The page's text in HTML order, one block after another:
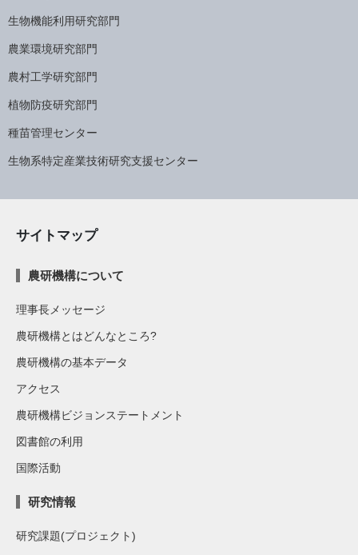
生物機能利用研究部門
農業環境研究部門
農村工学研究部門
植物防疫研究部門
種苗管理センター
生物系特定産業技術研究支援センター
サイトマップ
農研機構について
理事長メッセージ
農研機構とはどんなところ?
農研機構の基本データ
アクセス
農研機構ビジョンステートメント
図書館の利用
国際活動
研究情報
研究課題(プロジェクト)